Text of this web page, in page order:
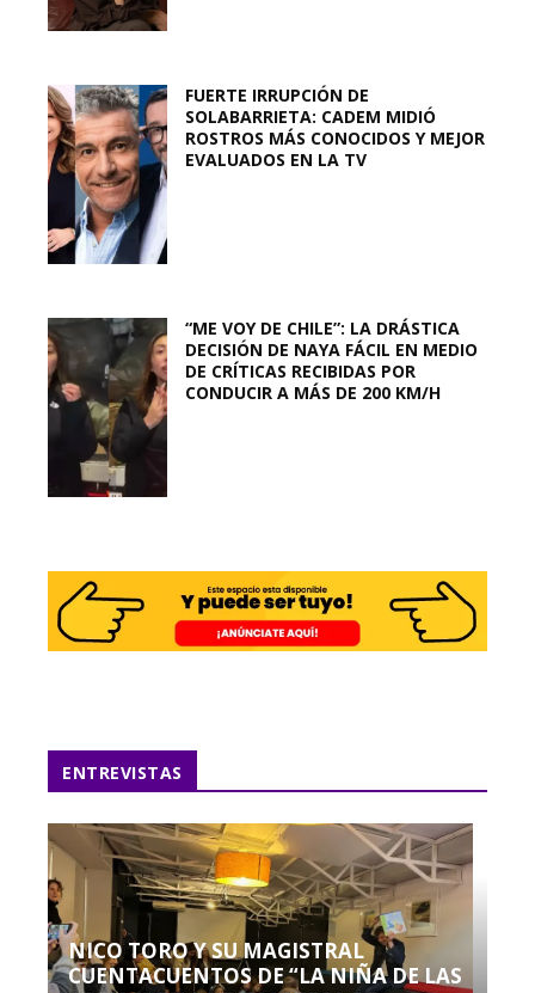
FUERTE IRRUPCIÓN DE
SOLABARRIETA: CADEM MIDIÓ
ROSTROS MÁS CONOCIDOS Y MEJOR
EVALUADOS EN LA TV
“ME VOY DE CHILE”: LA DRÁSTICA
DECISIÓN DE NAYA FÁCIL EN MEDIO
DE CRÍTICAS RECIBIDAS POR
CONDUCIR A MÁS DE 200 KM/H
ENTREVISTAS
NICO TORO Y SU MAGISTRAL
CUENTACUENTOS DE “LA NIÑA DE LAS